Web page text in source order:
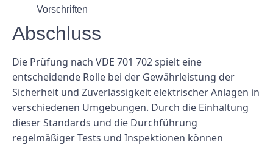
Vorschriften
Abschluss
Die Prüfung nach VDE 701 702 spielt eine
entscheidende Rolle bei der Gewährleistung der
Sicherheit und Zuverlässigkeit elektrischer Anlagen in
verschiedenen Umgebungen. Durch die Einhaltung
dieser Standards und die Durchführung
regelmäßiger Tests und Inspektionen können